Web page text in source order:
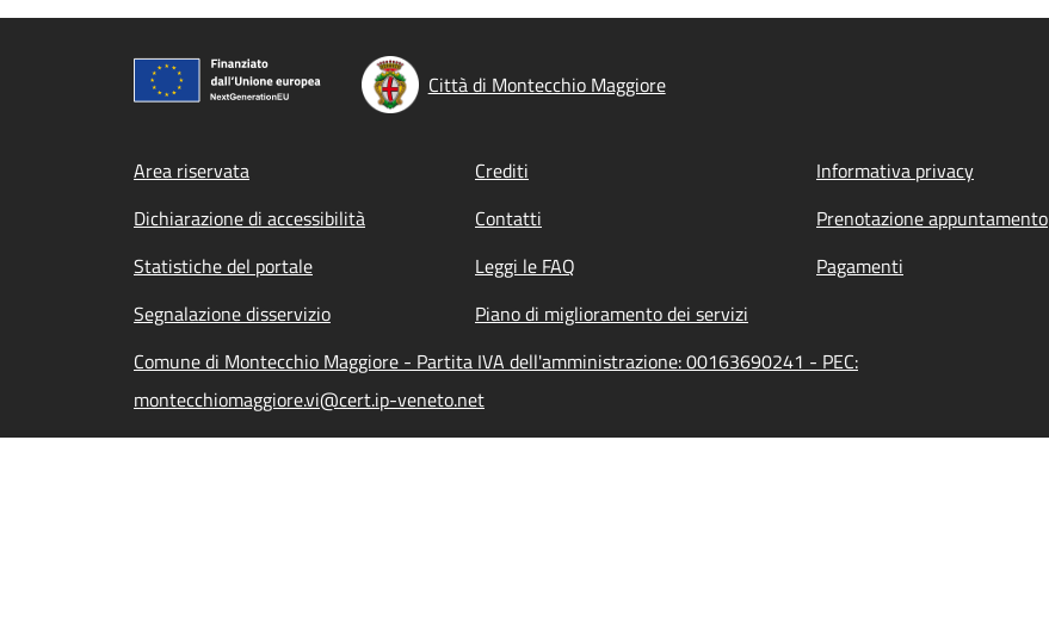
Città di Montecchio Maggiore
Footer menu
Area riservata Crediti Informativa privacy
Dichiarazione di accessibilità
Contatti Prenotazione appuntamento
Statistiche del portale
Leggi le FAQ Pagamenti
Segnalazione disservizio
Piano di miglioramento dei servizi
Comune di Montecchio Maggiore - Partita IVA dell'amministrazione: 00163690241 - PEC:
montecchiomaggiore.vi@cert.ip-veneto.net